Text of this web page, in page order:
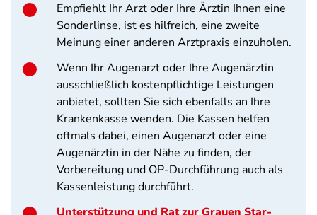
Empfiehlt Ihr Arzt oder Ihre Ärztin Ihnen eine
Sonderlinse, ist es hilfreich, eine zweite
Meinung einer anderen Arztpraxis einzuholen.
Wenn Ihr Augenarzt oder Ihre Augenärztin
ausschließlich kostenpflichtige Leistungen
anbietet, sollten Sie sich ebenfalls an Ihre
Krankenkasse wenden. Die Kassen helfen
oftmals dabei, einen Augenarzt oder eine
Augenärztin in der Nähe zu finden, der
Vorbereitung und OP-Durchführung auch als
Kassenleistung durchführt.